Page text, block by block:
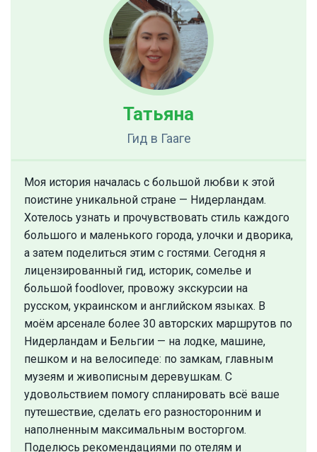
Татьяна
Гид в Гааге
Моя история началась с большой любви к этой
поистине уникальной стране — Нидерландам.
Хотелось узнать и прочувствовать стиль каждого
большого и маленького города, улочки и дворика,
а затем поделиться этим с гостями. Сегодня я
лицензированный гид, историк, сомелье и
большой foodlover, провожу экскурсии на
русском, украинском и английском языках. В
моём арсенале более 30 авторских маршрутов по
Нидерландам и Бельгии — на лодке, машине,
пешком и на велосипеде: по замкам, главным
музеям и живописным деревушкам. С
удовольствием помогу спланировать всё ваше
путешествие, сделать его разносторонним и
наполненным максимальным восторгом.
Поделюсь рекомендациями по отелям и